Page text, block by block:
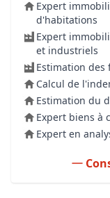
Expert
d'habitations
Expert
et industriels
Estimation des
Calcul de
Estimation du
Expert biens à
Expert en